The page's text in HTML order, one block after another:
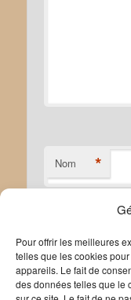
Pour offrir les meilleures
telles que les cookies
appareils. Le fait de
des données telles que le
Nom *
E-mail *